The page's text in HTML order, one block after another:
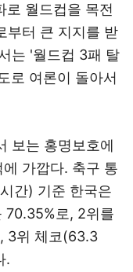
로 월드컵을 목전
부터 큰 지지를 받
는 '월드컵 3패 탈
로 여론이 돌아서
보는 홍명보호에
가깝다. 축구 통
간) 기준 한국은
70.35%로, 2위를
3위 체코(63.3
.